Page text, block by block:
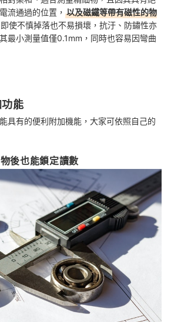
流通過的位置， 以及磁鐵等帶有磁性的物
使不慎掉落也不易損壞，抗汙、防鏽性亦
最小測量值僅0.1mm，同時也容易因彎曲
能
具有的便利附加機能，大家可依照自己的
後也能鎖定讀數